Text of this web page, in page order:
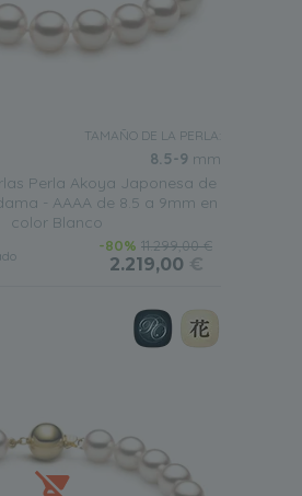
TAMAÑO DE LA PERLA:
8.5-9 mm
Perla Akoya Japonesa de
- AAAA de 8.5 a 9mm en
color Blanco
-80% 11.299,00 €
2.219,00 €